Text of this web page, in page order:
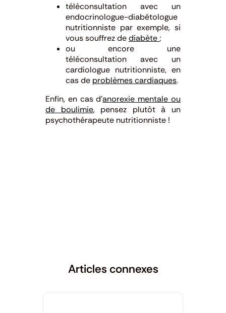
téléconsultation avec un
endocrinologue-diabétologue
nutritionniste par exemple, si
vous souffrez dediabète ;
ou encore une
téléconsultation avec un
cardiologue nutritionniste, en
cas de problèmes cardiaques.
Enfin, en cas d’anorexie mentale ou
de boulimie, pensez plutôt à un
psychothérapeute nutritionniste !
Articles connexes